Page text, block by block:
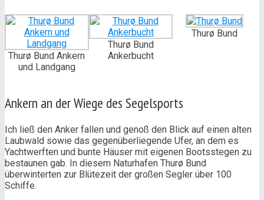
Thurø Bund Ankern
und Landgang
Thurø Bund
Ankerbucht
Thurø Bund
Ankern an der Wiege des Segelsports
Ich ließ den Anker fallen und genoß den Blick auf einen alten
Laubwald sowie das gegenüberliegende Ufer, an dem es
Yachtwerften und bunte Häuser mit eigenen Bootsstegen zu
bestaunen gab. In diesem Naturhafen Thurø Bund
überwinterten zur Blütezeit der großen Segler über 100
Schiffe.